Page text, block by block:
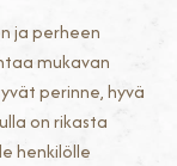
ja perheen
mukavan
perinne, hyvä
on rikasta
henkilölle